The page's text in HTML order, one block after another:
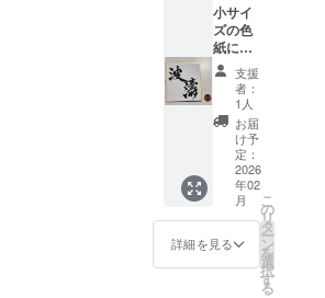
小サイ
ズの色
紙に任
意の文
字(2字
まで)を
お書き
しま
す！ 画
像は昨
年度単
独公演
のサン
プルで
す。 ※
備考欄
支援
者：
1人
お届
け予
定：
2026
年02
月
詳細を見る
こ
の
リ
タ
ー
ン
を
選
択
す
る